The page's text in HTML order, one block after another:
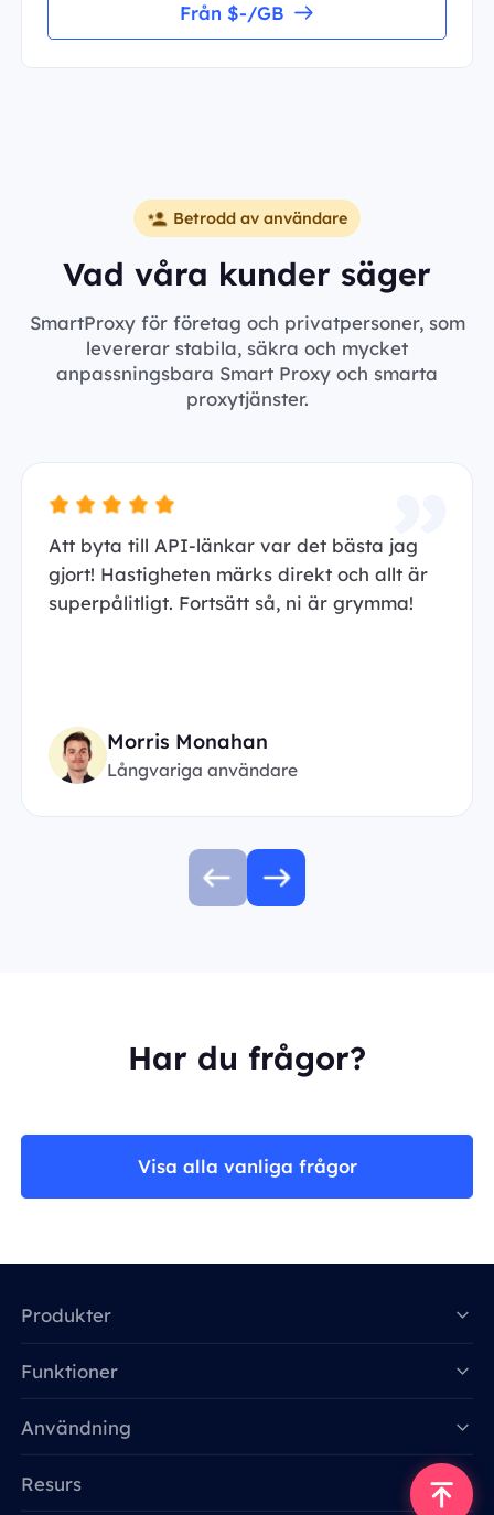
Från $-/GB
Betrodd av användare
Vad våra kunder säger
SmartProxy för företag och privatpersoner, som
levererar stabila, säkra och mycket
anpassningsbara Smart Proxy och smarta
proxytjänster.
Att byta till API-länkar var det bästa jag
gjort! Hastigheten märks direkt och allt är
superpålitligt. Fortsätt så, ni är grymma!
Morris Monahan
Långvariga användare
Har du frågor?
Visa alla vanliga frågor
Produkter
Funktioner
Användning
Resurs